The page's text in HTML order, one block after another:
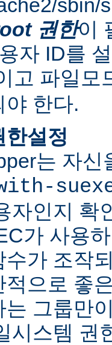
sbin/
권한이
자 ID를
고 파일모
야 한다.
한설정
는 자신
자인지 확
가 사용
수가 조작
으로 좋
는 그룹만
시스템 권